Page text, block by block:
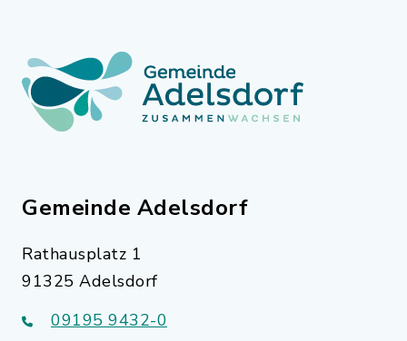
Gemeinde Adelsdorf
Rathausplatz 1
91325 Adelsdorf
09195 9432-0